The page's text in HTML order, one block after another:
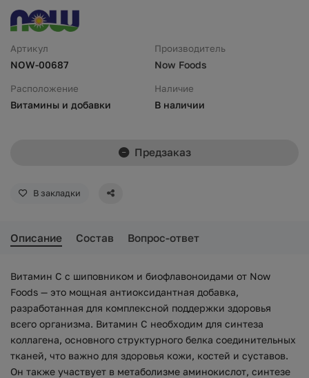
Артикул
NOW-00687
Производитель
Now Foods
Расположение
Витамины и добавки
Наличие
В наличии
Предзаказ
В закладки
Описание Состав Вопрос-ответ
Витамин С с шиповником и биофлавоноидами от Now
Foods — это мощная антиоксидантная добавка,
разработанная для комплексной поддержки здоровья
всего организма. Витамин C необходим для синтеза
коллагена, основного структурного белка соединительных
тканей, что важно для здоровья кожи, костей и суставов.
Он также участвует в метаболизме аминокислот, синтезе